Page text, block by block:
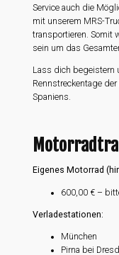
Service auch die
mit unserem MRS-
transportieren. Somit
sein um das
Lass dich begeistern
Rennstreckentage
Spaniens.
Eigenes Motorrad
600,00 € –
Verladestationen:
München
Pirna bei